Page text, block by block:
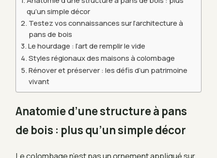
qu’un simple décor
Testez vos connaissances sur l’architecture à
pans de bois
Le hourdage : l’art de remplir le vide
Styles régionaux des maisons à colombage
Rénover et préserver : les défis d’un patrimoine
vivant
Anatomie d’une structure à pans
de bois : plus qu’un simple décor
Le colombage n’est pas un ornement appliqué sur